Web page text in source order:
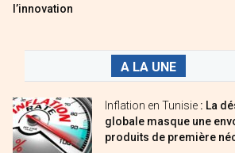
l’innovation
A LA UNE
Inflation en Tunisie : La
globale masque une
produits de première